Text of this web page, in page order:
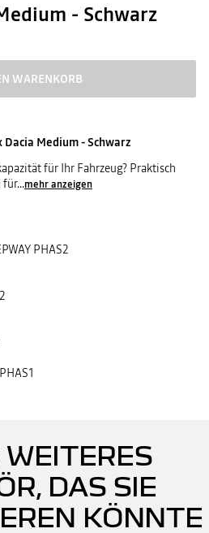
- Schwarz
WARENKORB
Dacia Medium - Schwarz
für Ihr Fahrzeug? Praktisch
für...mehr anzeigen
PHAS2
WEITERES
DAS SIE
KÖNNTE